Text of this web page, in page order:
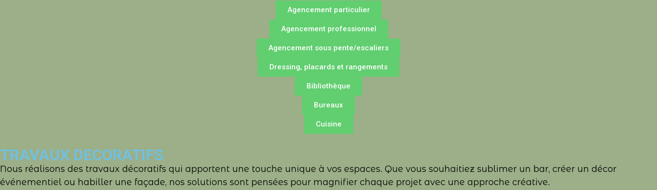
Agencement particulier
Agencement professionnel
Agencement sous pente/escaliers
Dressing, placards et rangements
Bibliothèque
Bureaux
Cuisine
TRAVAUX DECORATIFS
Nous réalisons des travaux décoratifs qui apportent une touche unique à vos espaces. Que vous souhaitiez sublimer un bar, créer un décor
événementiel ou habiller une façade, nos solutions sont pensées pour magnifier chaque projet avec une approche créative.